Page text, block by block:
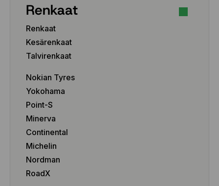
Renkaat
Renkaat
Kesärenkaat
Talvirenkaat
Nokian Tyres
Yokohama
Point-S
Minerva
Continental
Michelin
Nordman
RoadX